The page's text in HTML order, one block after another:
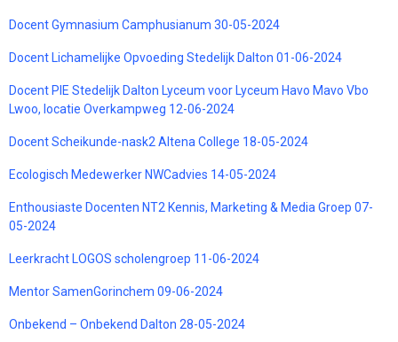
Docent Gymnasium Camphusianum 30-05-2024
Docent Lichamelijke Opvoeding Stedelijk Dalton 01-06-2024
Docent PIE Stedelijk Dalton Lyceum voor Lyceum Havo Mavo Vbo
Lwoo, locatie Overkampweg 12-06-2024
Docent Scheikunde-nask2 Altena College 18-05-2024
Ecologisch Medewerker NWCadvies 14-05-2024
Enthousiaste Docenten NT2 Kennis, Marketing & Media Groep 07-
05-2024
Leerkracht LOGOS scholengroep 11-06-2024
Mentor SamenGorinchem 09-06-2024
Onbekend – Onbekend Dalton 28-05-2024